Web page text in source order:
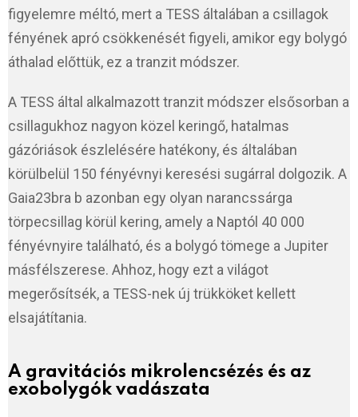
figyelemre méltó, mert a TESS általában a csillagok
fényének apró csökkenését figyeli, amikor egy bolygó
áthalad előttük, ez a tranzit módszer.
A TESS által alkalmazott tranzit módszer elsősorban a
csillagukhoz nagyon közel keringő, hatalmas
gázóriások észlelésére hatékony, és általában
körülbelül 150 fényévnyi keresési sugárral dolgozik. A
Gaia23bra b azonban egy olyan narancssárga
törpecsillag körül kering, amely a Naptól 40 000
fényévnyire található, és a bolygó tömege a Jupiter
másfélszerese. Ahhoz, hogy ezt a világot
megerősítsék, a TESS-nek új trükköket kellett
elsajátítania.
A gravitációs mikrolencsézés és az
exobolygók vadászata